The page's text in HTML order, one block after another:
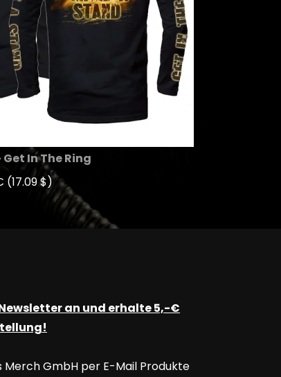
In The Ring
(17.09 $)
an und erhalte 5,-€
Merch GmbH per E-Mail Produkte